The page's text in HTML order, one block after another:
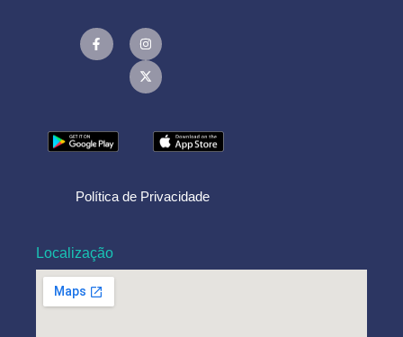
Política de Privacidade
Localização